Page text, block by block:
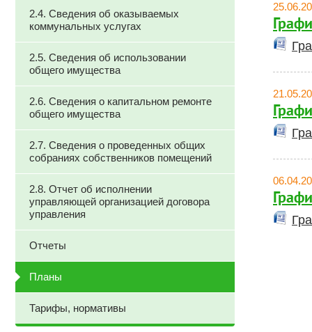
2.4. Сведения об оказываемых
коммунальных услугах
2.5. Сведения об использовании
общего имущества
2.6. Сведения о капитальном ремонте
общего имущества
2.7. Сведения о проведенных общих
собраниях собственников помещений
2.8. Отчет об исполнении
управляющей организацией договора
управления
Отчеты
Планы
Тарифы, нормативы